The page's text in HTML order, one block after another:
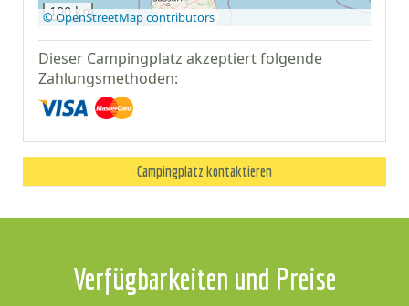
100 km
© OpenStreetMap contributors
Dieser Campingplatz akzeptiert folgende
Zahlungsmethoden:
Campingplatz kontaktieren
Verfügbarkeiten und Preise